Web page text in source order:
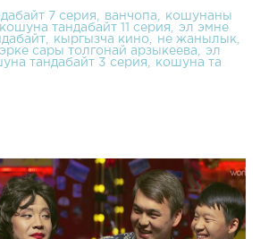
7 серия ванчопа
кошунаны
кошуна тандабайт 11 серия
эл эмне
кыргызча кино
не жанылык
эрке сары толгонай арзыкеева
эл
тандабайт 3 серия кошуна та